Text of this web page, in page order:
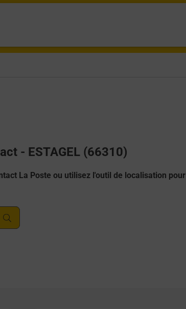
- ESTAGEL (66310)
La Poste ou utilisez l'outil de localisation pour